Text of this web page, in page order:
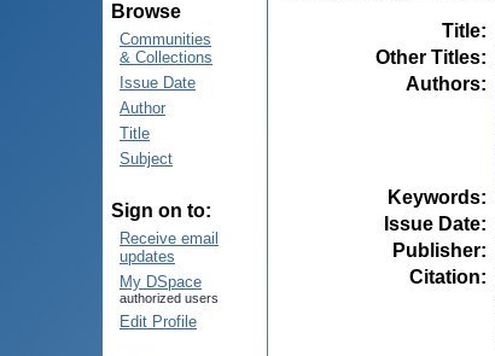
Browse
Communities
& Collections
Issue Date
Author
Title
Subject
Sign on to:
Receive email
updates
My DSpace
authorized users
Edit Profile
Title:
Other Titles:
Authors:
Keywords:
Issue Date:
Publisher:
Citation: